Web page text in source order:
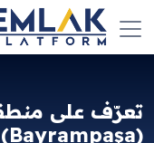
تعرّف على
(Bayrampaşa) في إسطنبول